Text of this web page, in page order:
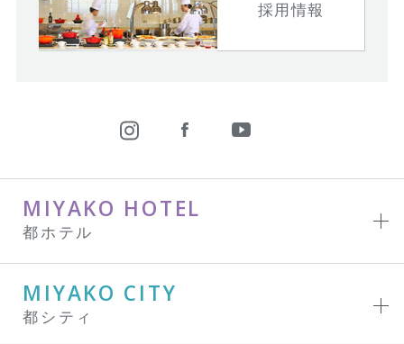
採用情報
MIYAKO HOTEL
都ホテル
MIYAKO CITY
都シティ